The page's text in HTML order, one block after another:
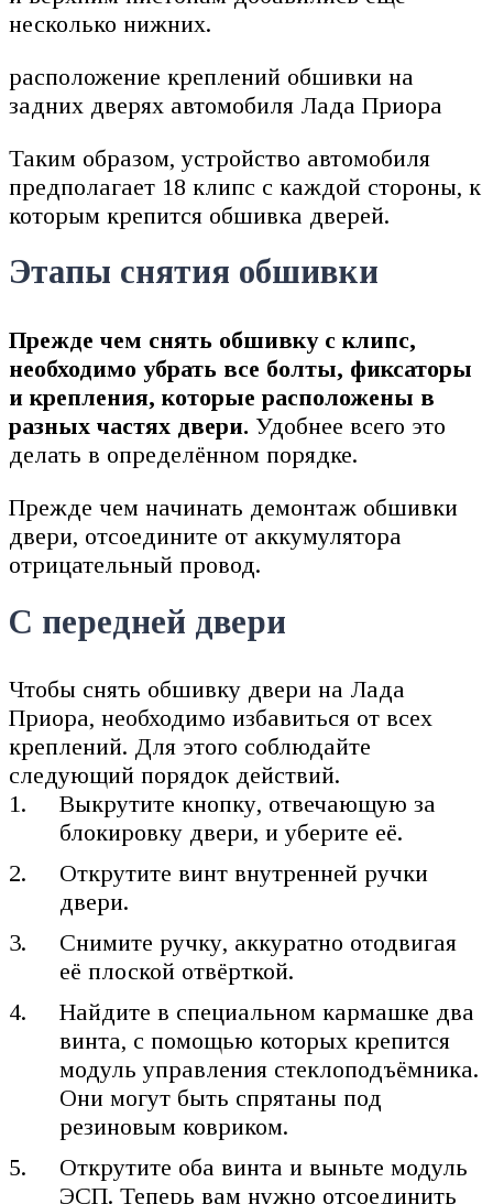
несколько нижних.
расположение креплений обшивки на
задних дверях автомобиля Лада Приора
Таким образом, устройство автомобиля
предполагает 18 клипс с каждой стороны, к
которым крепится обшивка дверей.
Этапы снятия обшивки
Прежде чем снять обшивку с клипс,
необходимо убрать все болты, фиксаторы
и крепления, которые расположены в
разных частях двери. Удобнее всего это
делать в определённом порядке.
Прежде чем начинать демонтаж обшивки
двери, отсоедините от аккумулятора
отрицательный провод.
С передней двери
Чтобы снять обшивку двери на Лада
Приора, необходимо избавиться от всех
креплений. Для этого соблюдайте
следующий порядок действий.
Выкрутите кнопку, отвечающую за
блокировку двери, и уберите её.
Открутите винт внутренней ручки
двери.
Снимите ручку, аккуратно отодвигая
её плоской отвёрткой.
Найдите в специальном кармашке два
винта, с помощью которых крепится
модуль управления стеклоподъёмника.
Они могут быть спрятаны под
резиновым ковриком.
Открутите оба винта и выньте модуль
ЭСП. Теперь вам нужно отсоединить